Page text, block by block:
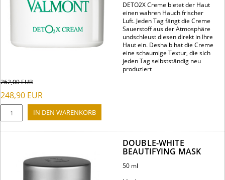
DETO2X Creme bietet der Haut
einen wahren Hauch frischer
Luft. Jeden Tag fängt die Creme
Sauerstoff aus der Atmosphäre
undschleust diesen direkt in Ihre
Haut ein. Deshalb hat die Creme
eine schaumige Textur, die sich
jeden Tag selbstständig neu
produziert
262,00EUR
248,90 EUR
DOUBLE-WHITE
BEAUTIFYING MASK
50 ml